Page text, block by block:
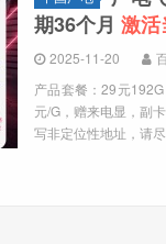
期36个月 激
2025-11-20
产品套餐：29元
元/G，赠来电显，副
写非定位性地址，请